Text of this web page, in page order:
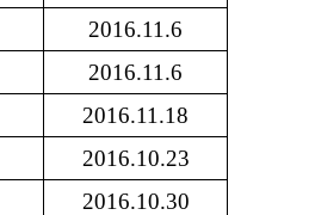
2016.11.6
2016.11.6
2016.11.18
2016.10.23
2016.10.30